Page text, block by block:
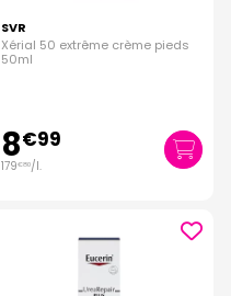
SVR
Xérial 50 extrême crème pieds
50ml
8€99
179€80/l.